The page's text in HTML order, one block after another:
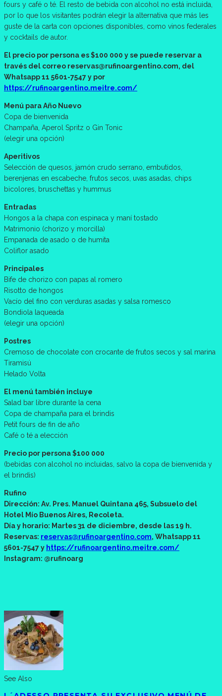
fours y café o té. El resto de bebida con alcohol no está incluida,
por lo que los visitantes podrán elegir la alternativa que más les
guste de la carta con opciones disponibles, como vinos federales
y cocktails de autor.
El precio por persona es $100 000 y se puede reservar a
través del correo reservas@rufinoargentino.com, del
Whatsapp 11 5601-7547 y por
https://rufinoargentino.meitre.com/
Menú para Año Nuevo
Copa de bienvenida
Champaña, Aperol Spritz o Gin Tonic
(elegir una opción)
Aperitivos
Selección de quesos, jamón crudo serrano, embutidos,
berenjenas en escabeche, frutos secos, uvas asadas, chips
bicolores, bruschettas y hummus
Entradas
Hongos a la chapa con espinaca y maní tostado
Matrimonio (chorizo y morcilla)
Empanada de asado o de humita
Coliflor asado
Principales
Bife de chorizo con papas al romero
Risotto de hongos
Vacío del fino con verduras asadas y salsa romesco
Bondiola laqueada
(elegir una opción)
Postres
Cremoso de chocolate con crocante de frutos secos y sal marina
Tiramisú
Helado Volta
El menú también incluye
Salad bar libre durante la cena
Copa de champaña para el brindis
Petit fours de fin de año
Café o té a elección
Precio por persona $100 000
(bebidas con alcohol no incluidas, salvo la copa de bienvenida y
el brindis)
Rufino
Dirección: Av. Pres. Manuel Quintana 465, Subsuelo del
Hotel Mío Buenos Aires, Recoleta.
Día y horario: Martes 31 de diciembre, desde las 19 h.
Reservas: reservas@rufinoargentino.com, Whatsapp 11
5601-7547 y https://rufinoargentino.meitre.com/
Instagram: @rufinoarg
See Also